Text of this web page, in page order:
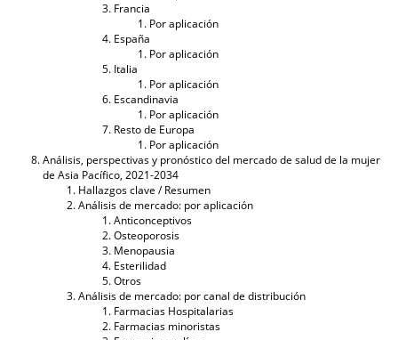
Francia
Por aplicación
España
Por aplicación
Italia
Por aplicación
Escandinavia
Por aplicación
Resto de Europa
Por aplicación
Análisis, perspectivas y pronóstico del mercado de salud de la mujer
de Asia Pacífico, 2021-2034
Hallazgos clave / Resumen
Análisis de mercado: por aplicación
Anticonceptivos
Osteoporosis
Menopausia
Esterilidad
Otros
Análisis de mercado: por canal de distribución
Farmacias Hospitalarias
Farmacias minoristas